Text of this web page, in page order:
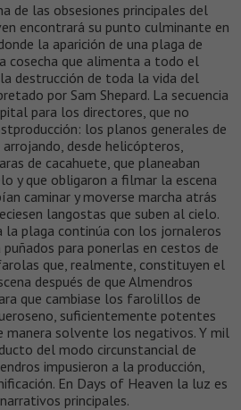
de las obsesiones principales del
encontrará su punto culminante en
la aparición de una plaga de
cosecha que alimenta a todo el
destrucción de toda la vida del
por Sam Shepard. La secuencia
para los directores, que no
los planos generales de
desde helicópteros,
de cacahuete, que planeaban
y que obligaron a filmar la escena
caminar y moverse marcha atrás
langostas que suben al cielo.
la plaga continúa con los jornaleros
para ponerlas en cestos de
que, realmente, constituyen el
después de que Almendros
que cambiase los farolillos de
suficientemente potentes
manera solvente los negativos. Y mil
del modo circunstancial de
impusieron a la producción,
En Days of Heaven la luz es
principales.